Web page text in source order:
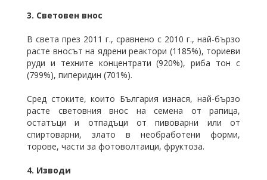
3. Световен внос
В света през 2011 г., сравнено с 2010 г., най-бързо
расте вносът на ядрени реактори (1185%), ториеви
руди и техните концентрати (920%), риба тон с
(799%), пиперидин (701%).
Сред стоките, които България изнася, най-бързо
расте световния внос на семена от рапица,
остатъци и отпадъци от пивоварни или от
спиртоварни, злато в необработени форми,
торове, части за фотоволтаици, фруктоза.
4. Изводи